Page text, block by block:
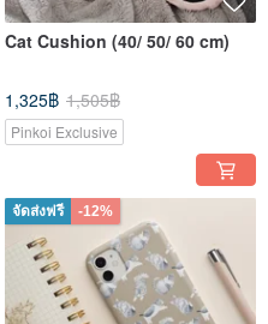
Cat Cushion (40/ 50/ 60 cm)
1,325฿ 1,505฿
Pinkoi Exclusive
จัดส่งฟรี -12%